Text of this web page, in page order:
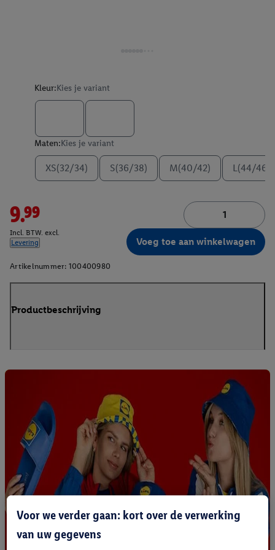
Kleur:Kies je variant
Maten:Kies je variant
XS(32/34) S(36/38) M(40/42) L(44/46)
9.99
Incl. BTW. excl.
Levering
Voeg toe aan winkelwagen
Artikelnummer: 100400980
Productbeschrijving
Voor we verder gaan: kort over de verwerking
van uw gegevens